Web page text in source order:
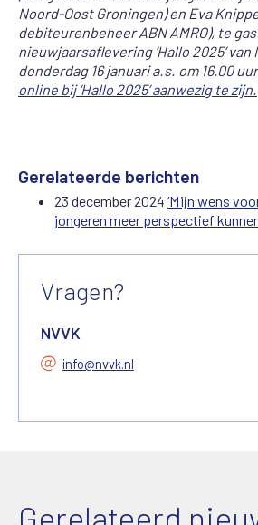
Noord-Oost Groningen) en Eva
debiteurenbeheer ABN AMRO), te
nieuwjaarsaflevering ‘Hallo 2025’ van
donderdag 16 januari a.s. om 16.00
online bij ‘Hallo 2025’ aanwezig te zijn.
Gerelateerde berichten
23 december 2024 ‘Mijn wens
jongeren meer perspectief
Vragen?
NVVK
info@nvvk.nl
Gerelateerd